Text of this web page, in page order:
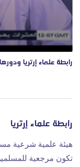
رابطة علماء إرتريا
رابطة علماء إرتريا
هيئة علمية شرعية
تكون مرجعية